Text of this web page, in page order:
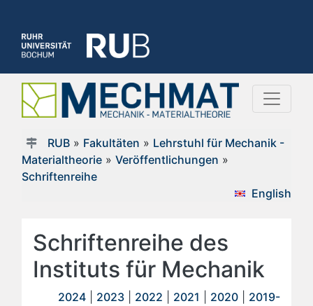
RUB» Fakultäten » Lehrstuhl für Mechanik -
Materialtheorie » Veröffentlichungen »
Schriftenreihe
English
Schriftenreihe des
Instituts für Mechanik
2024 2023 2022 2021 2020
2019-